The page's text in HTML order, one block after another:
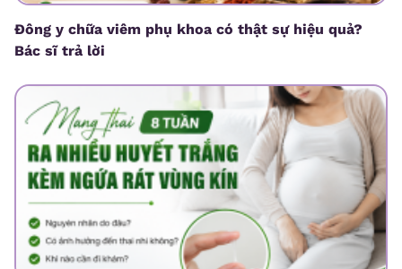
Đông y chữa viêm phụ khoa có thật sự hiệu quả?
Bác sĩ trả lời